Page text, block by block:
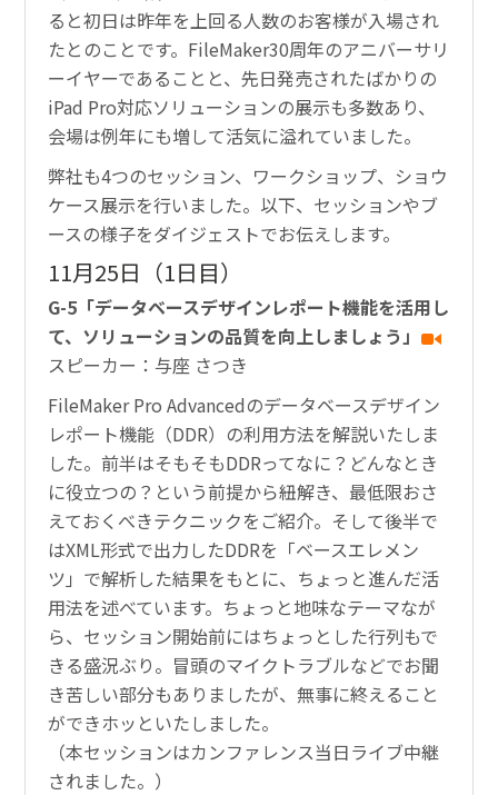
ると初日は昨年を上回る人数のお客様が入場され
たとのことです。FileMaker30周年のアニバーサリ
ーイヤーであることと、先日発売されたばかりの
iPad Pro対応ソリューションの展示も多数あり、
会場は例年にも増して活気に溢れていました。
弊社も4つのセッション、ワークショップ、ショウ
ケース展示を行いました。以下、セッションやブ
ースの様子をダイジェストでお伝えします。
11月25日（1日目）
G-5「データベースデザインレポート機能を活用し
て、ソリューションの品質を向上しましょう」
スピーカー：与座 さつき
FileMaker Pro Advancedのデータベースデザイン
レポート機能（DDR）の利用方法を解説いたしま
した。前半はそもそもDDRってなに？どんなとき
に役立つの？という前提から紐解き、最低限おさ
えておくべきテクニックをご紹介。そして後半で
はXML形式で出力したDDRを「ベースエレメン
ツ」で解析した結果をもとに、ちょっと進んだ活
用法を述べています。ちょっと地味なテーマなが
ら、セッション開始前にはちょっとした行列もで
きる盛況ぶり。冒頭のマイクトラブルなどでお聞
き苦しい部分もありましたが、無事に終えること
ができホッといたしました。
（本セッションはカンファレンス当日ライブ中継
されました。）